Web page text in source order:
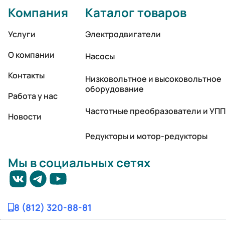
Компания
Услуги
О компании
Контакты
Работа у нас
Новости
Каталог товаров
Электродвигатели
Насосы
Низковольтное и высоковольтное
оборудование
Частотные преобразователи и УПП
Редукторы и мотор-редукторы
Мы в социальных сетях
8 (812) 320-88-81